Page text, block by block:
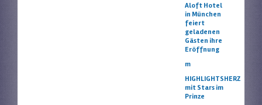
Aloft Hotel
in München
feiert
geladenen
Gästen ihre
Eröffnung
m
HIGHLIGHTSHERZ
mit Stars im
Prinze